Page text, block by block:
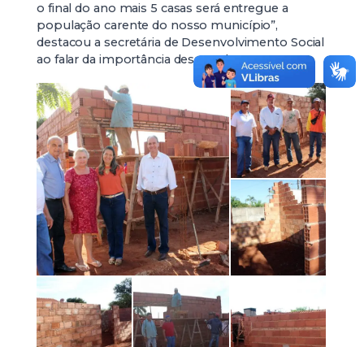
o final do ano mais 5 casas será entregue a
população carente do nosso município”,
destacou a secretária de Desenvolvimento Social
ao falar da importância dessas obras.